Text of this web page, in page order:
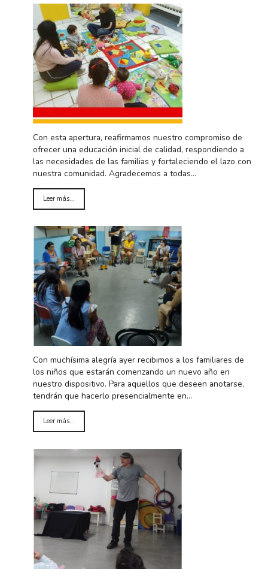
Con esta apertura, reafirmamos nuestro compromiso de
ofrecer una educación inicial de calidad, respondiendo a
las necesidades de las familias y fortaleciendo el lazo con
nuestra comunidad. Agradecemos a todas…
Leer más...
Con muchísima alegría ayer recibimos a los familiares de
los niños que estarán comenzando un nuevo año en
nuestro dispositivo. Para aquellos que deseen anotarse,
tendrán que hacerlo presencialmente en…
Leer más...